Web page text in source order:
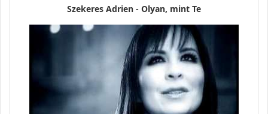
Szekeres Adrien - Olyan, mint Te